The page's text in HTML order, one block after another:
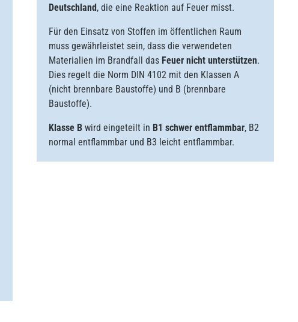
Deutschland , die eine Reaktion auf Feuer misst.
Für den Einsatz von Stoffen im öffentlichen Raum
muss gewährleistet sein, dass die verwendeten
Materialien im Brandfall das Feuer nicht unterstützen.
Dies regelt die Norm DIN 4102 mit den Klassen A
(nicht brennbare Baustoffe) und B (brennbare
Baustoffe).
Klasse Bwird eingeteilt in B1 schwer entflammbar, B2
normal entflammbar und B3 leicht entflammbar.